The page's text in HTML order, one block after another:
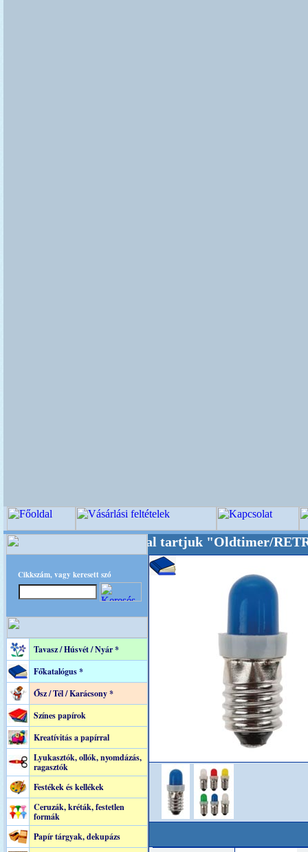
Cikkszám, vagy keresett szó
Tavasz / Húsvét / Nyár *
Főkatalógus *
Ősz / Tél / Karácsony *
Színes papírok
Kreatívitás a papírral
Lyukasztók, ollók, nyomdázás,
ragasztók
Festékek és kellékek
Ceruzák, kréták, festetlen
formák
Papír tárgyak, dekupázs
akarattal tartjuk "Oldtimer/RETRO"